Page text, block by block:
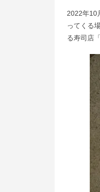
2022年10
ってくる
る寿司店「